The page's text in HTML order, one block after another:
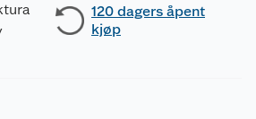
120 dagers åpent
kjøp